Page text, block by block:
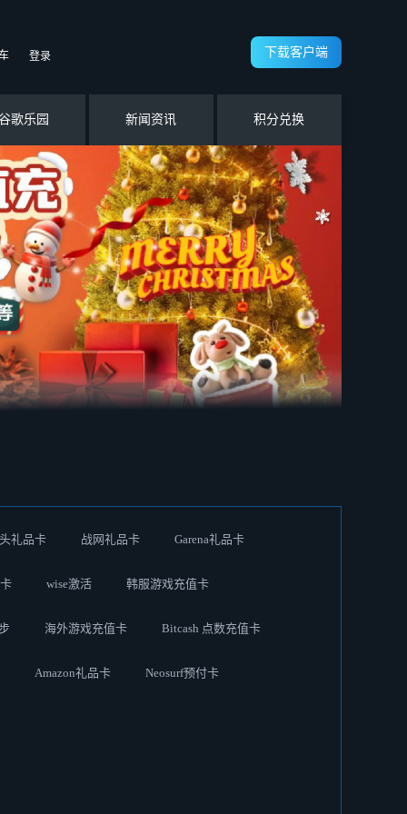
登录 下载客户端
歌乐园 新闻资讯 积分兑换
礼品卡 战网礼品卡 Garena礼品卡
wise激活 韩服游戏充值卡
海外游戏充值卡 Bitcash 点数充值卡
Amazon礼品卡 Neosurf预付卡